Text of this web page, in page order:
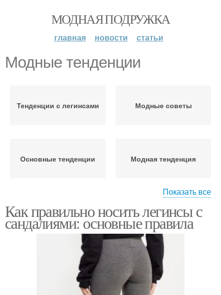
МОДНАЯ ПОДРУЖКА
главная новости статьи
Модные тенденции
Тенденции с легинсами Модные советы
Основные тенденции Модная тенденция
тенденции
Модные тренды
Модные сочетания Тенденции в одежде
Показать все
Как правильно носить легинсы с
сандалиями: основные правила